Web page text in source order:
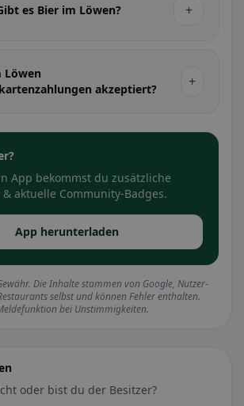
es Bier im Löwen? +
Löwen
akzeptiert?
+
App bekommst du zusätzliche
aktuelle Community-Badges.
App herunterladen
Die Inhalte stammen von Google, Nutzer-
selbst und können Fehler enthalten.
bei Unstimmigkeiten.
oder bist du der Besitzer?